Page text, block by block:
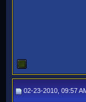
02-23-2010, 09:57